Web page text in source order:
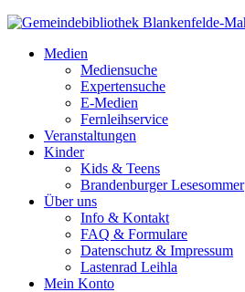
Medien
Mediensuche
Expertensuche
E-Medien
Fernleihservice
Veranstaltungen
Kinder
Kids & Teens
Brandenburger Lesesommer
Über uns
Info & Kontakt
FAQ & Formulare
Datenschutz & Impressum
Lastenrad Leihla
Mein Konto